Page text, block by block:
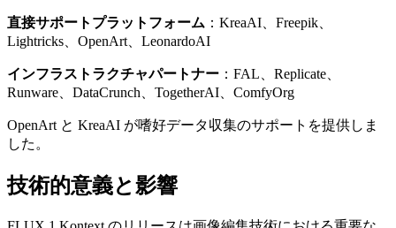
直接サポートプラットフォーム ：KreaAI、Freepik、
Lightricks、OpenArt、LeonardoAI
インフラストラクチャパートナー ：FAL、Replicate、
Runware、DataCrunch、TogetherAI、ComfyOrg
OpenArt と KreaAI が嗜好データ収集のサポートを提供しま
した。
技術的意義と影響